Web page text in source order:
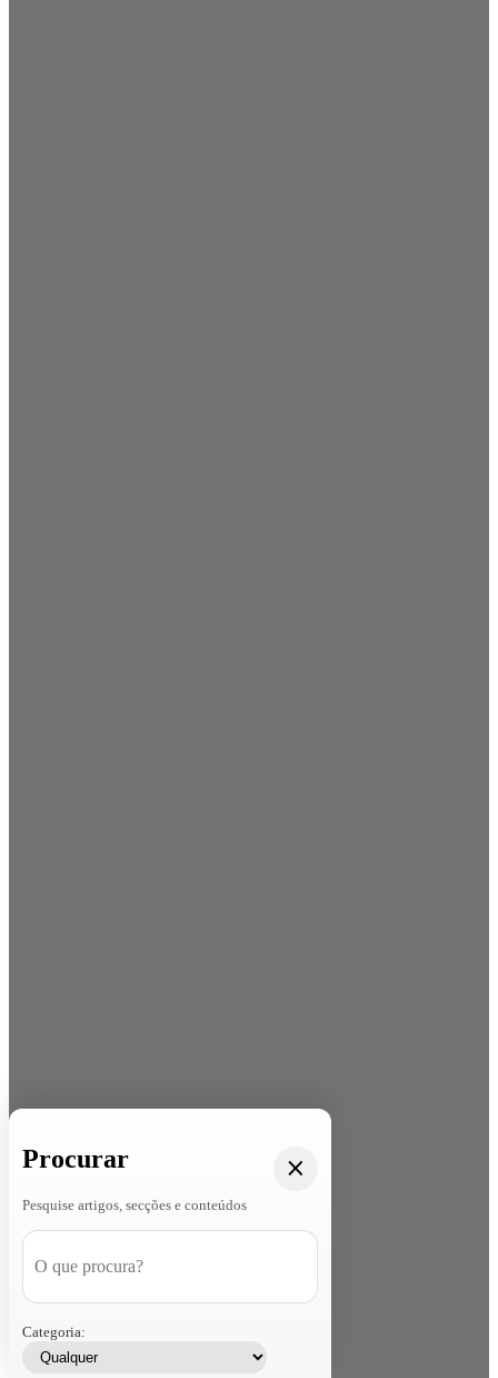
Procurar
Pesquise artigos, secções e conteúdos
Categoria: